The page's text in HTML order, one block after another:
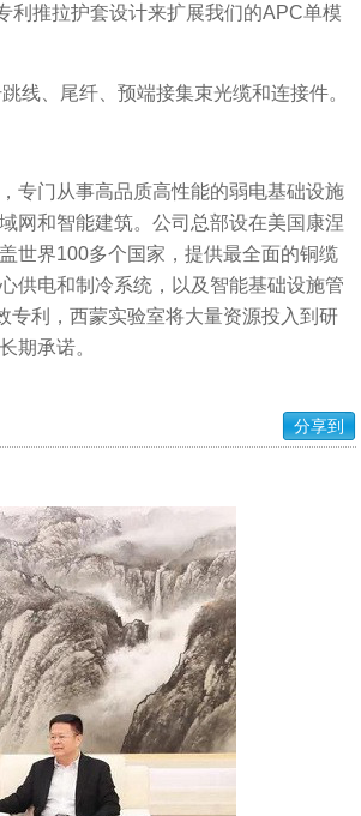
利推拉护套设计来扩展我们的APC单模
、尾纤、预端接集束光缆和连接件。
门从事高品质高性能的弱电基础设施
网和智能建筑。公司总部设在美国康涅
世界100多个国家，提供最全面的铜缆
供电和制冷系统，以及智能基础设施管
专利，西蒙实验室将大量资源投入到研
期承诺。
分享到